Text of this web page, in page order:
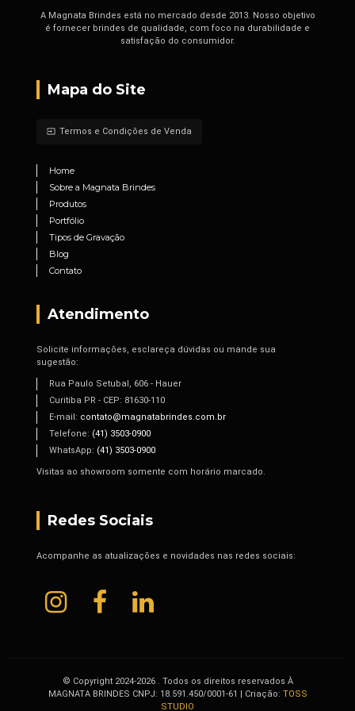
A Magnata Brindes está no mercado desde 2013. Nosso objetivo
é fornecer brindes de qualidade, com foco na durabilidade e
satisfação do consumidor.
Mapa do Site
input Termos e Condições de Venda
Home
Sobre a Magnata Brindes
Produtos
Portfólio
Tipos de Gravação
Blog
Contato
Atendimento
Solicite informações, esclareça dúvidas ou mande sua
sugestão:
Rua Paulo Setubal, 606 - Hauer
Curitiba PR - CEP: 81630-110
E-mail: contato@magnatabrindes.com.br
Telefone: (41) 3503-0900
WhatsApp: (41) 3503-0900
Visitas ao showroom somente com horário marcado.
Redes Sociais
Acompanhe as atualizações e novidades nas redes sociais:
© Copyright 2024-2026 . Todos os direitos reservados À
MAGNATA BRINDES CNPJ: 18.591.450/0001-61 | Criação: TOSS
STUDIO